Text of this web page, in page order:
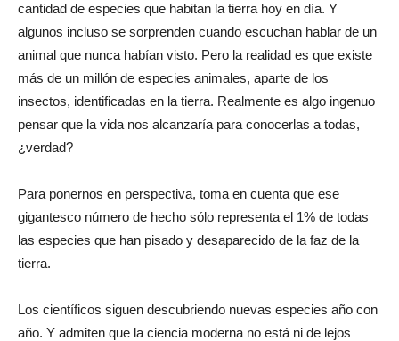
cantidad de especies que habitan la tierra hoy en día. Y
algunos incluso se sorprenden cuando escuchan hablar de un
animal que nunca habían visto. Pero la realidad es que existe
más de un millón de especies animales, aparte de los
insectos, identificadas en la tierra. Realmente es algo ingenuo
pensar que la vida nos alcanzaría para conocerlas a todas,
¿verdad?
Para ponernos en perspectiva, toma en cuenta que ese
gigantesco número de hecho sólo representa el 1% de todas
las especies que han pisado y desaparecido de la faz de la
tierra.
Los científicos siguen descubriendo nuevas especies año con
año. Y admiten que la ciencia moderna no está ni de lejos